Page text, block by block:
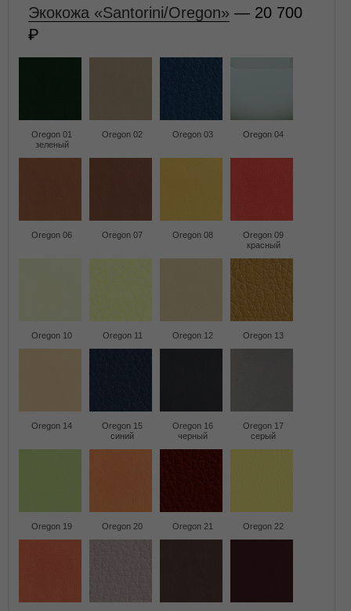
Экокожа «Santorini/Oregon» — 20 700
Oregon 01
зеленый
Oregon 02 Oregon 03 Oregon 04
Oregon 06 Oregon 07 Oregon 08
Oregon 09
красный
Oregon 10 Oregon 11 Oregon 12 Oregon 13
Oregon 14
Oregon 15
синий
Oregon 16
черный
Oregon 17
серый
Oregon 19 Oregon 20 Oregon 21 Oregon 22